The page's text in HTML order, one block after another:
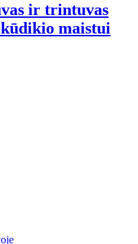
ir trintuvas
maistui